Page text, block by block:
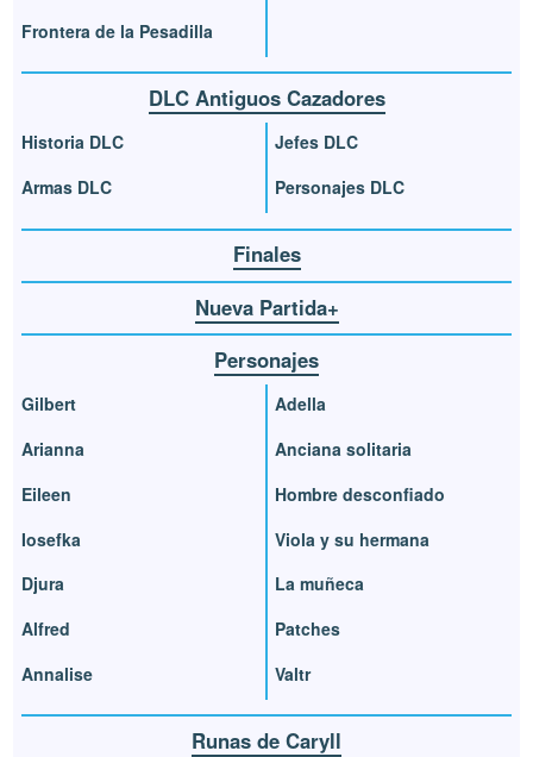
Frontera de la Pesadilla
DLC Antiguos Cazadores
Historia DLC
Armas DLC
Jefes DLC
Personajes DLC
Finales
Nueva Partida+
Personajes
Gilbert
Arianna
Eileen
Iosefka
Djura
Alfred
Annalise
Adella
Anciana solitaria
Hombre desconfiado
Viola y su hermana
La muñeca
Patches
Valtr
Runas de Caryll